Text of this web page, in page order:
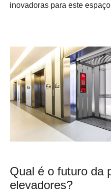
inovadoras para este
Qual é o futuro da
elevadores?